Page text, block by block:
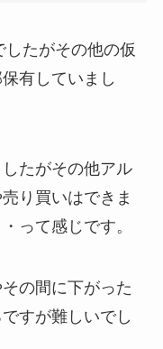
たがその他の仮
有していまし
たがその他アル
り買いはできま
って感じです。
の間に下がった
すが難しいでし